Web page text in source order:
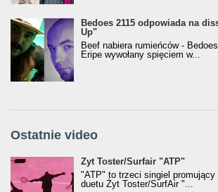
Bedoes 2115 odpowiada na
Up"
Beef nabiera rumieńców -
Eripe wywołany spięciem w...
Ostatnie video
Żyt Toster/SurfAir - ATP VIDEO
Żyt Toster/Surfair "ATP"
"ATP" to trzeci singiel promujący
duetu Żyt Toster/SurfAir "...